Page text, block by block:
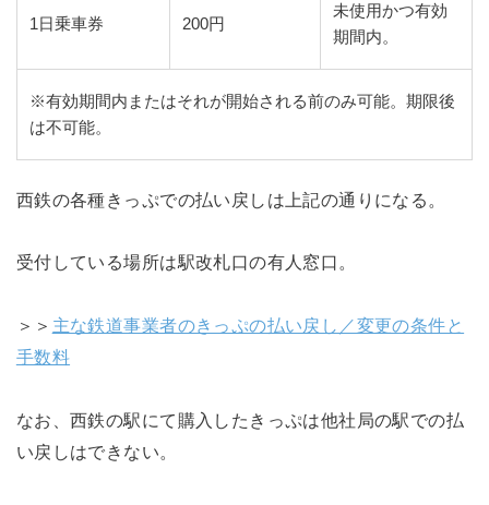
1日乗車券 200円
未使用かつ有効
期間内。
※有効期間内またはそれが開始される前のみ可能。期限後
は不可能。
西鉄の各種きっぷでの払い戻しは上記の通りになる。
受付している場所は駅改札口の有人窓口。
＞＞ 主な鉄道事業者のきっぷの払い戻し／変更の条件と
手数料
なお、西鉄の駅にて購入したきっぷは他社局の駅での払
い戻しはできない。